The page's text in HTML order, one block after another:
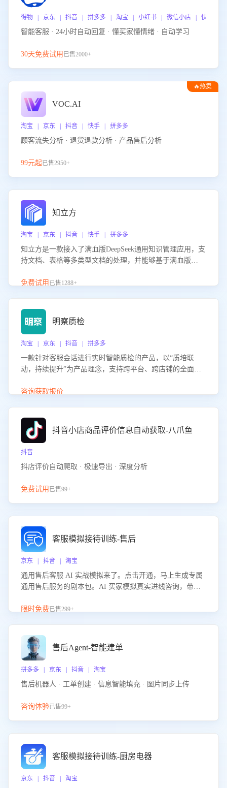
得物 | 京东 | 抖音 | 拼多多 | 淘宝 | 小红书 | 微信小店 | 快手 |
智能客服 · 24小时自动回复 · 懂买家懂情绪 · 自动学习
30天免费试用 已售2000+
🔥热卖
VOC.AI
淘宝 | 京东 | 抖音 | 快手 | 拼多多
顾客流失分析 · 退货退款分析 · 产品售后分析
99元起已售2950+
知立方
淘宝 | 京东 | 抖音 | 快手 | 拼多多
知立方是一款接入了满血版DeepSeek通用知识管理应用，支
持文档、表格等多类型文档的处理，并能够基于满血版
识支持，帮助用户高效管理和利用知识资源。通过该产品，
免费试用 已售1288+
明察质检
淘宝 | 京东 | 抖音 | 拼多多
一款针对客服会话进行实时智能质检的产品，以“质培联
动，持续提升”为产品理念，支持跨平台、跨店铺的全面、
升客服团队的销服能力。
咨询获取报价
抖音小店商品评价信息自动获取-八爪鱼
抖音
抖店评价自动爬取 · 极速导出 · 深度分析
免费试用 已售99+
客服模拟接待训练-售后
京东 | 抖音 | 淘宝
通用售后客服 AI 实战模拟来了。点击开通，马上生成专属
通用售后服务的剧本包。AI 买家模拟真实进线咨询，带您
的应对要点，轻松提升服务能力。
限时免费已售299+
售后Agent-智能建单
拼多多 | 京东 | 抖音 | 淘宝
售后机器人 · 工单创建 · 信息智能填充 · 图片同步上传
咨询体验已售99+
客服模拟接待训练-厨房电器
京东 | 抖音 | 淘宝